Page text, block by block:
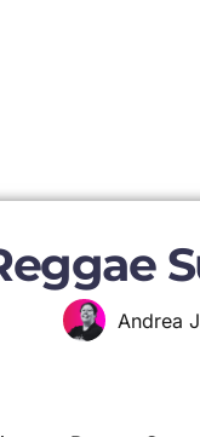
Andrea